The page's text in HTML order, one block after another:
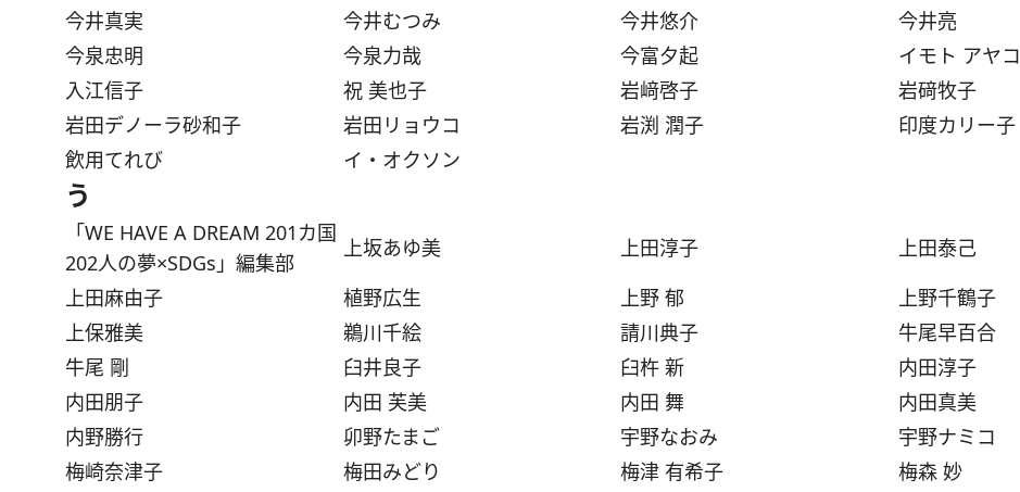
今井真実
今井むつみ 今井悠介
今井亮
今泉忠明
今泉力哉 今富夕起
イモト アヤコ
入江信子
祝 美也子 岩﨑啓子
岩𥔎牧子
岩田デノーラ砂和子
岩田リョウコ 岩渕 潤子
印度カリー子
飲用てれび
イ・オクソン
う
「WE HAVE A DREAM 201カ国
202人の夢×SDGs」編集部
上坂あゆ美 上田淳子
上田泰己
上田麻由子
植野広生 上野 郁
上野千鶴子
上保雅美
鵜川千絵 請川典子
牛尾早百合
牛尾 剛
臼井良子 臼杵 新
内田淳子
内田朋子
内田 芙美 内田 舞
内田真美
内野勝⾏
卯野たまご 宇野なおみ
宇野ナミコ
梅崎奈津子
梅田みどり 梅津 有希子
梅森 妙